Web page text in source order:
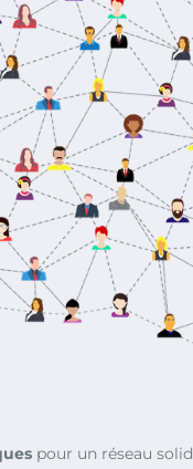
pour un réseau